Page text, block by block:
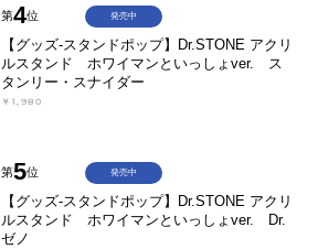
第4位
【グッズ-スタンドポップ】Dr.STONE アクリ
ルスタンド ホワイマンといっしょver. ス
タンリー・スナイダー
￥1,980
発売中
第5位
【グッズ-スタンドポップ】Dr.STONE アクリ
ルスタンド ホワイマンといっしょver. Dr.
ゼノ
発売中